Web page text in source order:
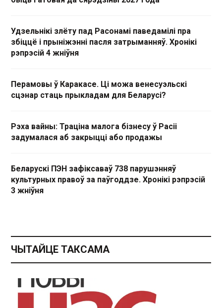
Удзельнікі злёту пад Расонамі паведамілі пра
збіццё і прыніжэнні пасля затрыманняў. Хронікі
рэпрэсій 4 жніўня
Перамовы ў Каракасе. Ці можа венесуэльскі
сцэнар стаць прыкладам для Беларусі?
Рэха вайны: Траціна малога бізнесу ў Расіі
задумалася аб закрыцці або продажы
Беларускі ПЭН зафіксаваў 738 парушэнняў
культурных правоў за паўгоддзе. Хронікі рэпрэсій
3 жніўня
ЧЫТАЙЦЕ ТАКСАМА